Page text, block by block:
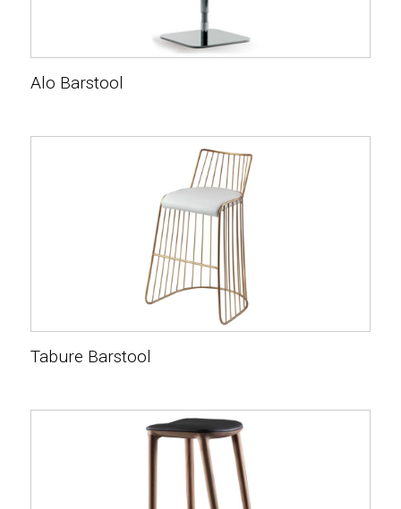
Alo Barstool
Tabure Barstool